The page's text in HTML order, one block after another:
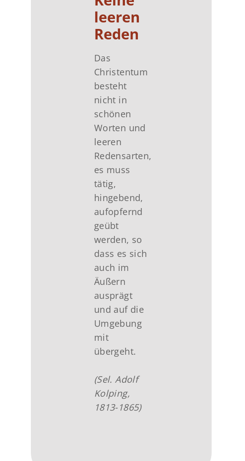
leeren
Reden
Das
Christentum
besteht
nicht in
schönen
Worten und
leeren
Redensarten,
es muss
tätig,
hingebend,
aufopfernd
geübt
werden, so
dass es sich
auch im
Äußern
ausprägt
und auf die
Umgebung
mit
übergeht.
(Sel. Adolf
Kolping,
1813-1865)